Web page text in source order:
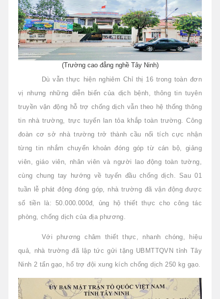
(Trường cao đẳng nghề Tây Ninh)
Dù vẫn thực hiện nghiêm Chỉ thị 16 trong toàn đơn
vị nhưng những diễn biến của dịch bệnh, thông tin tuyên
truyền vận động hỗ trợ chống dịch vẫn theo hệ thống thông
tin nhà trường, trực tuyến lan tỏa khắp toàn trường. Công
đoàn cơ sở nhà trường trở thành cầu nối tích cực nhận
từng tin nhắm chuyển khoản đóng góp từ cán bộ, giảng
viên, giáo viên, nhân viên và người lao động toàn tường,
cùng chung tay hướng về tuyến đầu chống dịch. Sau 01
tuần lễ phát động đóng góp, nhà trường đã vận động được
số tiền là: 50.000.000đ, ủng hộ thiết thực cho công tác
phòng, chống dịch của địa phương.
Với phương châm thiết thực, nhanh chóng, hiệu
quả, nhà trường đã lập tức gửi tặng UBMTTQVN tỉnh Tây
Ninh 2 tấn gạo, hổ trợ đội xung kích chống dịch 250 kg gạo.